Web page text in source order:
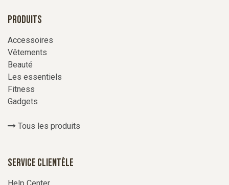
Produits
Accessoires
Vêtements
Beauté
Les essentiels
Fitness
Gadgets
Tous les produits
Service Clientèle